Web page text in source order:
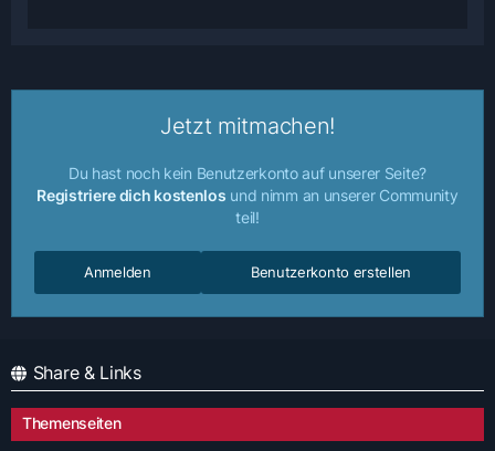
Jetzt mitmachen!
Du hast noch kein Benutzerkonto auf unserer Seite?
Registriere dich kostenlos und nimm an unserer Community
teil!
Benutzerkonto erstellen
Anmelden
Share & Links
Themenseiten